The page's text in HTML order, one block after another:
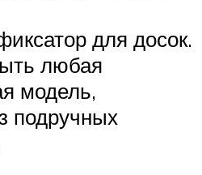
для досок.
любая
модель,
подручных